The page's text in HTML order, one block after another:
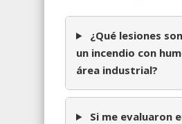
¿Qué lesiones
un incendio con
área industrial?
Si me evaluaron